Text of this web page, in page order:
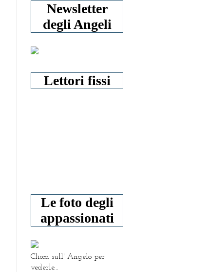
Newsletter
degli Angeli
Lettori fissi
Le foto degli
appassionati
Clicca sull' Angelo per
vederle...